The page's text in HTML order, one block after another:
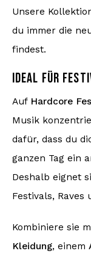
Unsere
du immer die
findest.
IDEAL FÜR
Auf Hardcore
Musik
dafür, dass du
ganzen Tag ein
Deshalb eignet
Festivals, Raves
Kombiniere sie
Kleidung, einem